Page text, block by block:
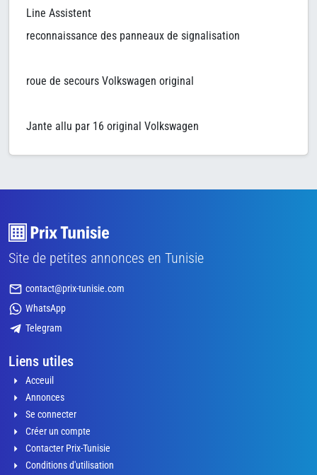
Line Assistent
reconnaissance des panneaux de signalisation
roue de secours Volkswagen original
Jante allu par 16 original Volkswagen
Site de petites annonces en Tunisie
contact@prix-tunisie.com
WhatsApp
Telegram
Liens utiles
Acceuil
Annonces
Se connecter
Créer un compte
Contacter Prix-Tunisie
Conditions d'utilisation